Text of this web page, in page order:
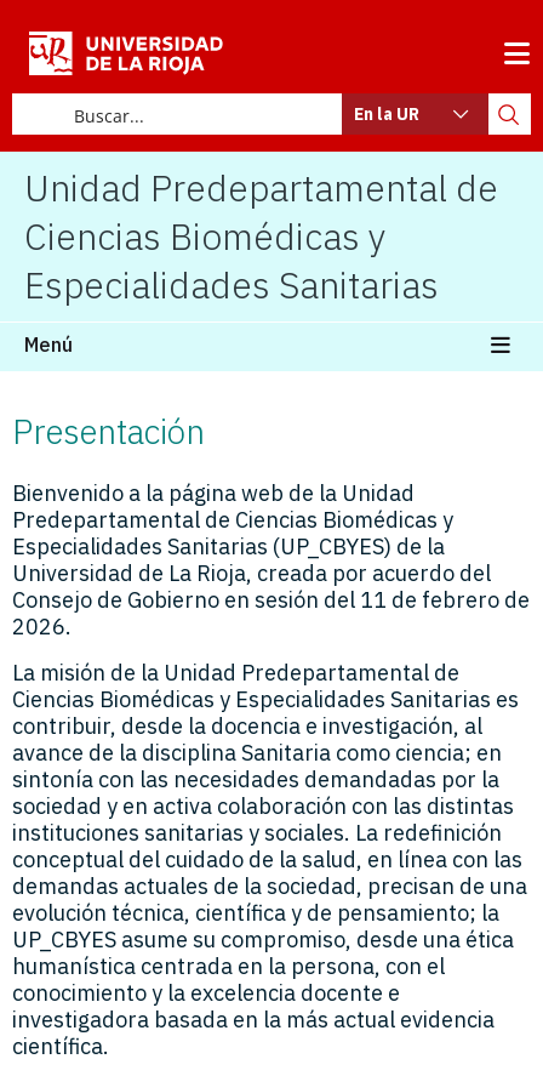
En la UR
Unidad Predepartamental de
Ciencias Biomédicas y
Especialidades Sanitarias
Menú
Presentación
Bienvenido a la página web de la Unidad
Predepartamental de Ciencias Biomédicas y
Especialidades Sanitarias (UP_CBYES) de la
Universidad de La Rioja, creada por acuerdo del
Consejo de Gobierno en sesión del 11 de febrero de
2026.
La misión de la Unidad Predepartamental de
Ciencias Biomédicas y Especialidades Sanitarias es
contribuir, desde la docencia e investigación, al
avance de la disciplina Sanitaria como ciencia; en
sintonía con las necesidades demandadas por la
sociedad y en activa colaboración con las distintas
instituciones sanitarias y sociales. La redefinición
conceptual del cuidado de la salud, en línea con las
demandas actuales de la sociedad, precisan de una
evolución técnica, científica y de pensamiento; la
UP_CBYES asume su compromiso, desde una ética
humanística centrada en la persona, con el
conocimiento y la excelencia docente e
investigadora basada en la más actual evidencia
científica.